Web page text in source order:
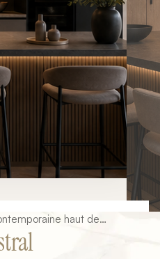
haut de
matières naturelles,
premium. Un projet